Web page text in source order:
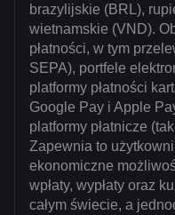
brazylijskie (BRL),
wietnamskie (VND).
płatności, w tym
SEPA), portfele
platformy płatności
Google Pay i Apple
platformy płatnicze
Zapewnia to
ekonomiczne
wpłaty, wypłaty oraz
całym świecie, a